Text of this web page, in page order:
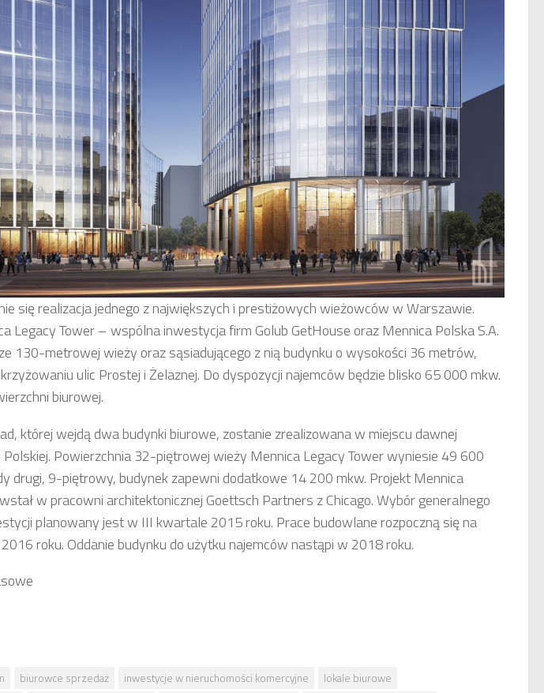
się realizacja jednego z największych i prestiżowych wieżowców w Warszawie.
Legacy Tower – wspólna inwestycja firm Golub GetHouse oraz Mennica Polska S.A.
130-metrowej wieży oraz sąsiadującego z nią budynku o wysokości 36 metrów,
ulic Prostej i Żelaznej. Do dyspozycji najemców będzie blisko 65 000 mkw.
biurowej.
której wejdą dwa budynki biurowe, zostanie zrealizowana w miejscu dawnej
Powierzchnia 32-piętrowej wieży Mennica Legacy Tower wyniesie 49 600
drugi, 9-piętrowy, budynek zapewni dodatkowe 14 200 mkw. Projekt Mennica
w pracowni architektonicznej Goettsch Partners z Chicago. Wybór generalnego
planowany jest w III kwartale 2015 roku. Prace budowlane rozpoczną się na
roku. Oddanie budynku do użytku najemców nastąpi w 2018 roku.
biurowce sprzedaż inwestycje w nieruchomości komercyjne
lokale biurowe